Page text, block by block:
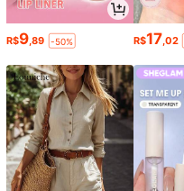
R$9 ,89 -50% R$17 ,02